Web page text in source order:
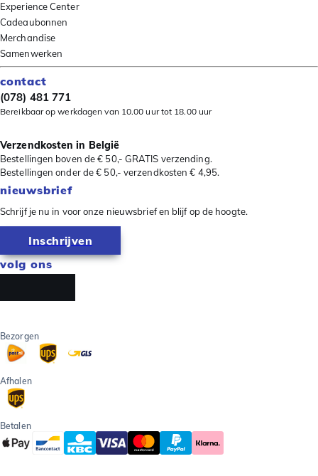
Experience Center
Cadeaubonnen
Merchandise
Samenwerken
contact
(078) 481 771
Bereikbaar op werkdagen van 10.00 uur tot 18.00 uur
Verzendkosten in België
Bestellingen boven de € 50,- GRATIS verzending.
Bestellingen onder de € 50,- verzendkosten € 4,95.
nieuwsbrief
Schrijf je nu in voor onze nieuwsbrief en blijf op de hoogte.
Inschrijven
volg ons
Bezorgen
Afhalen
Betalen